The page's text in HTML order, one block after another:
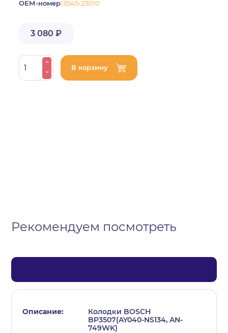
ОЕМ-номер13545-23010
3 080 ₽
В корзину
Рекомендуем посмотреть
Колодки BOSCH
BP3507(AY040-NS134, AN-
749WK)